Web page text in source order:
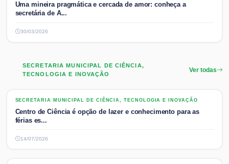
Uma mineira pragmática e cercada de amor: conheça a
secretária de A...
30/03/2026
SECRETARIA MUNICIPAL DE CIÊNCIA,
TECNOLOGIA E INOVAÇÃO
Ver todas
SECRETARIA MUNICIPAL DE CIÊNCIA, TECNOLOGIA E INOVAÇÃO
SECRETARIA MUNICIPAL DE CIÊNCIA, TECNOLOGIA E INOVAÇÃO
Centro de Ciência é opção de lazer e conhecimento para as
férias es...
14/07/2026